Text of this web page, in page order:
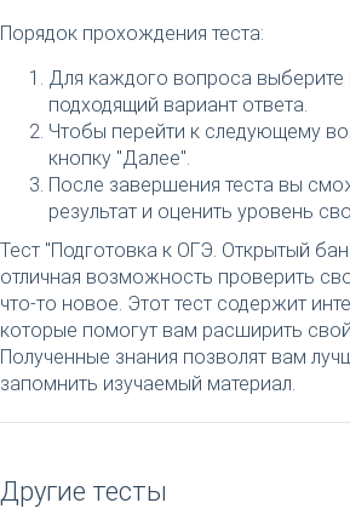
Порядок прохождения теста:
Для каждого вопроса выберите
подходящий вариант ответа.
Чтобы перейти к следующему
кнопку "Далее".
После завершения теста вы
результат и оценить уровень
Тест "Подготовка к ОГЭ. Открытый
отличная возможность проверить
что-то новое. Этот тест содержит
которые помогут вам расширить
Полученные знания позволят вам
запомнить изучаемый материал.
Другие тесты